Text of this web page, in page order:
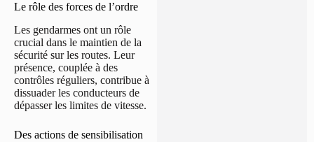
Le rôle des forces de l’ordre
Les gendarmes ont un rôle
crucial dans le maintien de la
sécurité sur les routes. Leur
présence, couplée à des
contrôles réguliers, contribue à
dissuader les conducteurs de
dépasser les limites de vitesse.
Des actions de sensibilisation